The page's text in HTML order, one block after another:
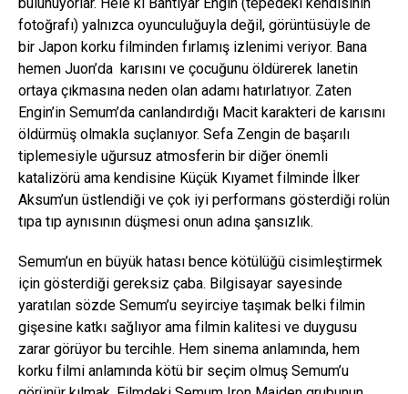
fotoğrafı) yalnızca oyunculuğuyla değil, görüntüsüyle de
bir Japon korku filminden fırlamış izlenimi veriyor. Bana
hemen Juon’da karısını ve çocuğunu öldürerek lanetin
ortaya çıkmasına neden olan adamı hatırlatıyor. Zaten
Engin’in Semum’da canlandırdığı Macit karakteri de karısını
öldürmüş olmakla suçlanıyor. Sefa Zengin de başarılı
tiplemesiyle uğursuz atmosferin bir diğer önemli
katalizörü ama kendisine Küçük Kıyamet filminde İlker
Aksum’un üstlendiği ve çok iyi performans gösterdiği rolün
tıpa tıp aynısının düşmesi onun adına şansızlık.
Semum’un en büyük hatası bence kötülüğü cisimleştirmek
için gösterdiği gereksiz çaba. Bilgisayar sayesinde
yaratılan sözde Semum’u seyirciye taşımak belki filmin
gişesine katkı sağlıyor ama filmin kalitesi ve duygusu
zarar görüyor bu tercihle. Hem sinema anlamında, hem
korku filmi anlamında kötü bir seçim olmuş Semum’u